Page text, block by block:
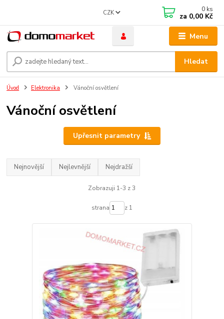
Menu
CZK
Hledat
0 ks
za 0,00 Kč
Úvod Elektronika Vánoční osvětlení
Vánoční osvětlení
Upřesnit parametry
Nejnovější Nejlevnější Nejdražší
Zobrazuji 1-3 z 3
strana z 1